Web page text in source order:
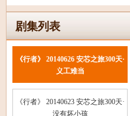
剧集列表
《行者》 20140626 安芯之旅300天·
义工难当
《行者》 20140623 安芯之旅300天·
没有坏小孩